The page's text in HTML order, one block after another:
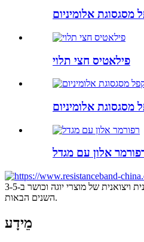
אלומיניום
פילאטיס חצי תלוי
אלומיניום
אלון עם מגדל
חזון להיות המובילה המוכרת ביצרנית ויצואנית של מוצרי יוגה וכושר ב-3-5
השנים הבאות.
מֵידָע